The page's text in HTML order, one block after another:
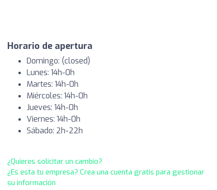
Horario de apertura
Domingo: (closed)
Lunes: 14h-0h
Martes: 14h-0h
Miércoles: 14h-0h
Jueves: 14h-0h
Viernes: 14h-0h
Sábado: 2h-22h
¿Quieres solicitar un cambio?
¿Es esta tu empresa? Crea una cuenta gratis para gestionar
su información